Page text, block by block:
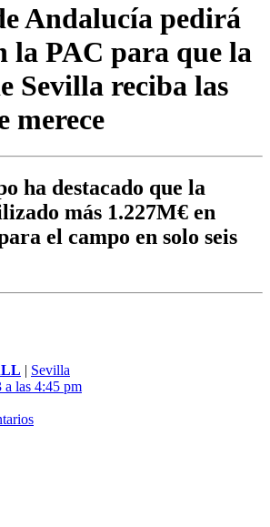
Andalucía pedirá
la PAC para que la
Sevilla reciba las
merece
ha destacado que la
más 1.227M€ en
el campo en solo seis
| Sevilla
a las 4:45 pm